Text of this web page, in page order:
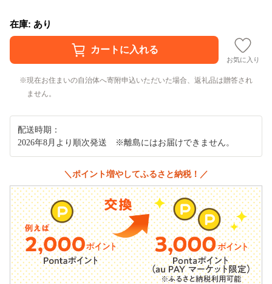
在庫: あり
お気に入り
現在お住まいの自治体へ寄附申込いただいた場合、返礼品は贈答され
ません。
配送時期：
2026年8月より順次発送 ※離島にはお届けできません。
＼ポイント増やしてふるさと納税！／